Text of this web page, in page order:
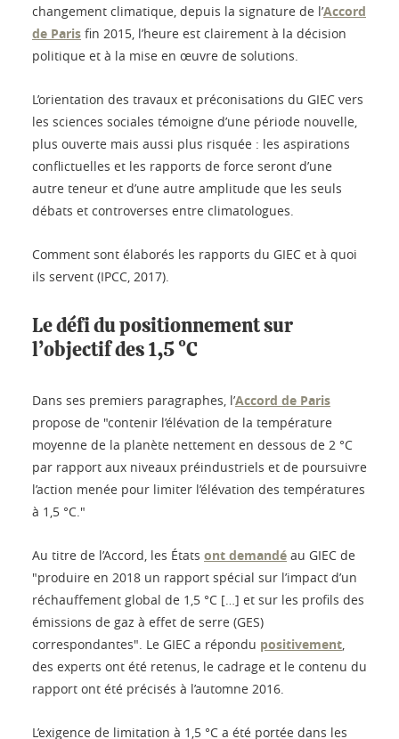
changement climatique, depuis la signature de l’Accord
de Paris fin 2015, l’heure est clairement à la décision
politique et à la mise en œuvre de solutions.
L’orientation des travaux et préconisations du GIEC vers
les sciences sociales témoigne d’une période nouvelle,
plus ouverte mais aussi plus risquée : les aspirations
conflictuelles et les rapports de force seront d’une
autre teneur et d’une autre amplitude que les seuls
débats et controverses entre climatologues.
Comment sont élaborés les rapports du GIEC et à quoi
ils servent (IPCC, 2017).
Le défi du positionnement sur
l’objectif des 1,5 °C
Dans ses premiers paragraphes, l’Accord de Paris
propose de "contenir l’élévation de la température
moyenne de la planète nettement en dessous de 2 °C
par rapport aux niveaux préindustriels et de poursuivre
l’action menée pour limiter l’élévation des températures
à 1,5 °C."
Au titre de l’Accord, les États ont demandé au GIEC de
"produire en 2018 un rapport spécial sur l’impact d’un
réchauffement global de 1,5 °C […] et sur les profils des
émissions de gaz à effet de serre (GES)
correspondantes". Le GIEC a répondu positivement,
des experts ont été retenus, le cadrage et le contenu du
rapport ont été précisés à l’automne 2016.
L’exigence de limitation à 1,5 °C a été portée dans les